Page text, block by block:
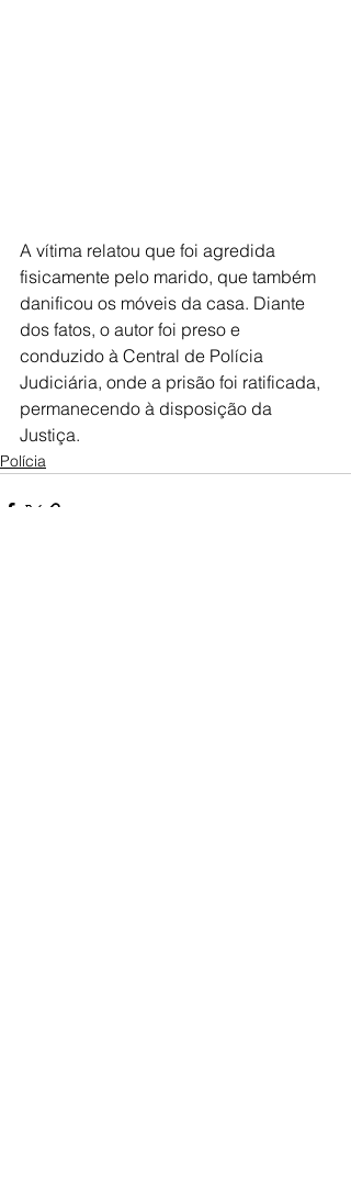
A vítima relatou que foi agredida
fisicamente pelo marido, que também
danificou os móveis da casa. Diante
dos fatos, o autor foi preso e
conduzido à Central de Polícia
Judiciária, onde a prisão foi ratificada,
permanecendo à disposição da
Justiça.
Polícia